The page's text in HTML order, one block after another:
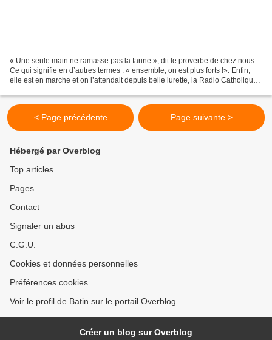
« Une seule main ne ramasse pas la farine », dit le proverbe de chez nous.
Ce qui signifie en d’autres termes : « ensemble, on est plus forts !». Enfin,
elle est en marche et on l’attendait depuis belle lurette, la Radio Catholique
< Page précédente Page suivante >
Hébergé par Overblog
Top articles
Pages
Contact
Signaler un abus
C.G.U.
Cookies et données personnelles
Préférences cookies
Voir le profil de Batin sur le portail Overblog
Créer un blog sur Overblog